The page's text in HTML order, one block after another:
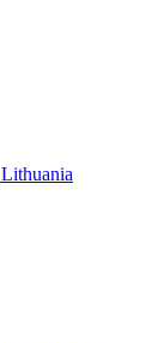
Lithuania